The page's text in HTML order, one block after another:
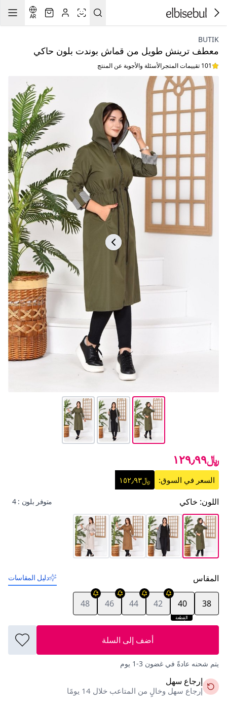
AR
BUTIK
معطف ترينش طويل من قماش بوندت بلون حاكي
101 تقييمات المتجر الأسئلة والأجوبة عن المنتج
﷼١٢٩٫٩٩
السعر في السوق: ﷼١٥٢٫٩٣
اللون: خاكي متوفر بلون : 4
المقاس دليل المقاسات
38
القطعة
40
42
44
46
48
أضف إلى السلة
يتم شحنه عادةً في غضون 3-1 يوم
إرجاع سهل
إرجاع سهل وخالٍ من المتاعب خلال 14 يومًا